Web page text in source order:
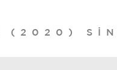
(2020)